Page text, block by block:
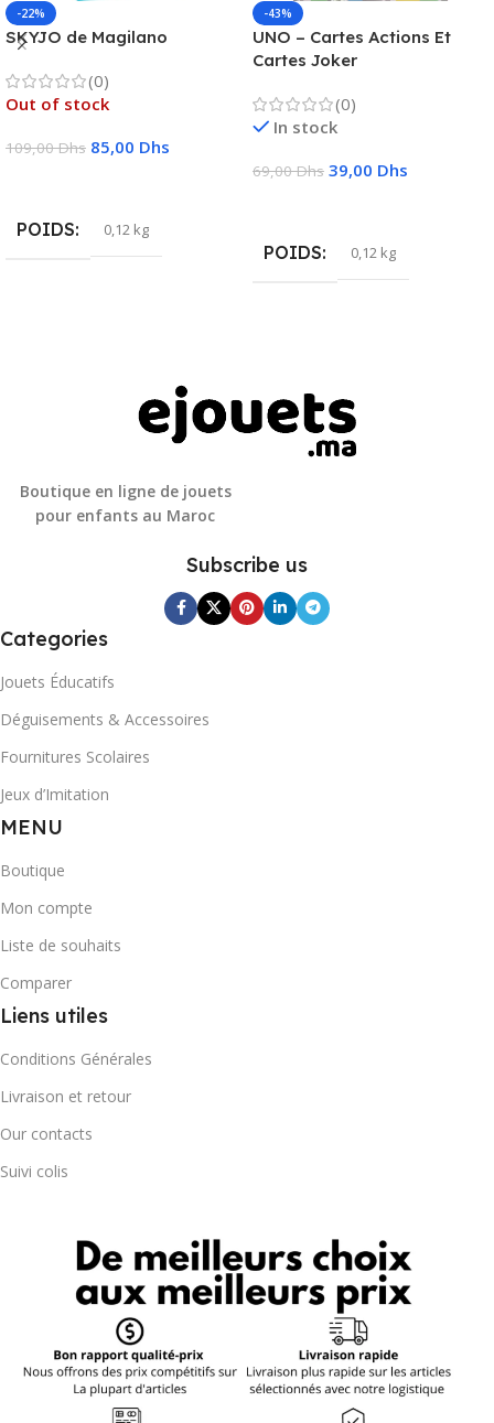
-22%
SKYJO de Magilano
(0)
Out of stock
109,00Dhs 85,00 Dhs
POIDS 0,12 kg
-43%
UNO – Cartes Actions Et
Cartes Joker
(0)
In stock
69,00Dhs 39,00 Dhs
POIDS 0,12 kg
Boutique en ligne de jouets
pour enfants au Maroc
Subscribe us
Categories
Jouets Éducatifs
Déguisements & Accessoires
Fournitures Scolaires
Jeux d’Imitation
MENU
Boutique
Mon compte
Liste de souhaits
Comparer
Liens utiles
Conditions Générales
Livraison et retour
Our contacts
Suivi colis